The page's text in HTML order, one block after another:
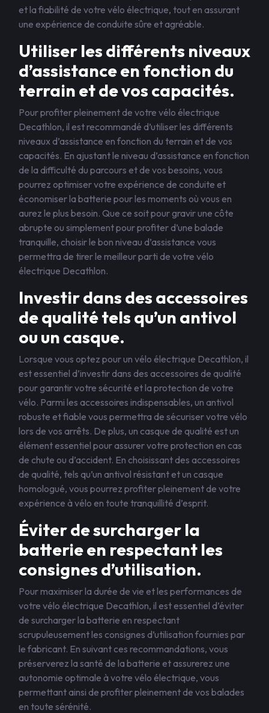
et la fiabilité de votre vélo électrique, tout en assurant
une expérience de conduite sûre et agréable.
Utiliser les différents niveaux
d’assistance en fonction du
terrain et de vos capacités.
Pour profiter pleinement de votre vélo électrique
Decathlon, il est recommandé d’utiliser les différents
niveaux d’assistance en fonction du terrain et de vos
capacités. En ajustant le niveau d’assistance en fonction
de la difficulté du parcours et de vos besoins, vous
pourrez optimiser votre expérience de conduite et
économiser la batterie pour les moments où vous en
aurez le plus besoin. Que ce soit pour gravir une côte
abrupte ou simplement pour profiter d’une balade
tranquille, choisir le bon niveau d’assistance vous
permettra de tirer le meilleur parti de votre vélo
électrique Decathlon.
Investir dans des accessoires
de qualité tels qu’un antivol
ou un casque.
Lorsque vous optez pour un vélo électrique Decathlon, il
est essentiel d’investir dans des accessoires de qualité
pour garantir votre sécurité et la protection de votre
vélo. Parmi les accessoires indispensables, un antivol
robuste et fiable vous permettra de sécuriser votre vélo
lors de vos arrêts. De plus, un casque de qualité est un
élément essentiel pour assurer votre protection en cas
de chute ou d’accident. En choisissant des accessoires
de qualité, tels qu’un antivol résistant et un casque
homologué, vous pourrez profiter pleinement de votre
expérience à vélo en toute tranquillité d’esprit.
Éviter de surcharger la
batterie en respectant les
consignes d’utilisation.
Pour maximiser la durée de vie et les performances de
votre vélo électrique Decathlon, il est essentiel d’éviter
de surcharger la batterie en respectant
scrupuleusement les consignes d’utilisation fournies par
le fabricant. En suivant ces recommandations, vous
préserverez la santé de la batterie et assurerez une
autonomie optimale à votre vélo électrique, vous
permettant ainsi de profiter pleinement de vos balades
en toute sérénité.